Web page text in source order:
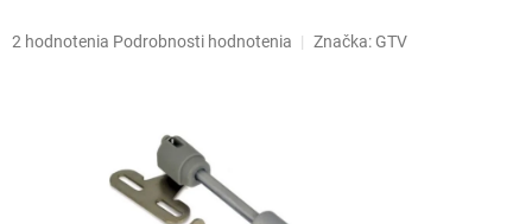
Priemerné
2 hodnotenia Podrobnosti hodnotenia Značka: GTV